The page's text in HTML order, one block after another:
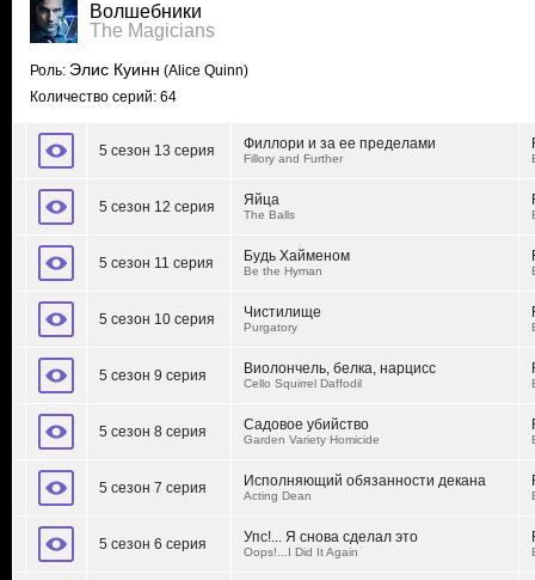
Волшебники
The Magicians
Роль: Элис Куинн (Alice Quinn)
Количество серий: 64
5 сезон 13 серия Филлори и за ее пределами
Fillory and Further
5 сезон 12 серия Яйца
The Balls
5 сезон 11 серия Будь Хайменом
Be the Hyman
5 сезон 10 серия Чистилище
Purgatory
5 сезон 9 серия Виолончель, белка, нарцисс
Cello Squirrel Daffodil
5 сезон 8 серия Садовое убийство
Garden Variety Homicide
5 сезон 7 серия Исполняющий обязанности декана
Acting Dean
5 сезон 6 серия Упс!... Я снова сделал это
Oops!...I Did It Again